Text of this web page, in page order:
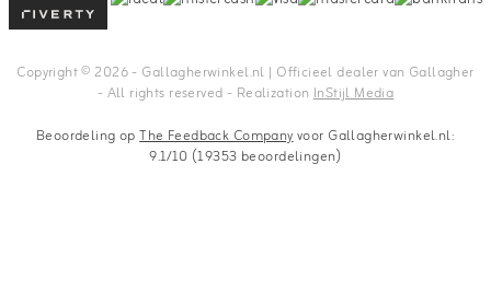
Copyright © 2026 - Gallagherwinkel.nl | Officieel dealer van Gallagher
- All rights reserved - Realization InStijl Media
Beoordeling opThe Feedback Companyvoor Gallagherwinkel.nl:
9.1/10 (19353 beoordelingen)